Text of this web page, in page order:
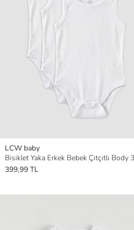
LCW baby
Bisiklet Yaka Erkek Bebek Çıtçıtlı Body
399,99 TL